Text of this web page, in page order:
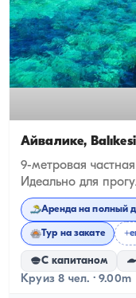
Айвалике,
9-метровая
Идеально для
Аренда на полный
Тур на закате
С капитаном
Круиз 8 чел. · 9.00m